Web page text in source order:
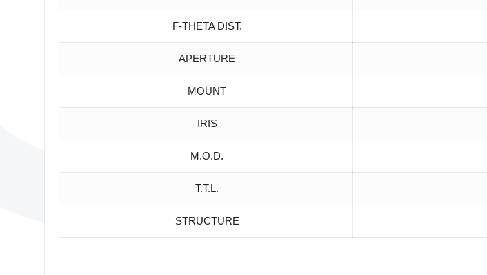
F-THETA DIST.
APERTURE
MOUNT
IRIS
M.O.D.
T.T.L.
STRUCTURE